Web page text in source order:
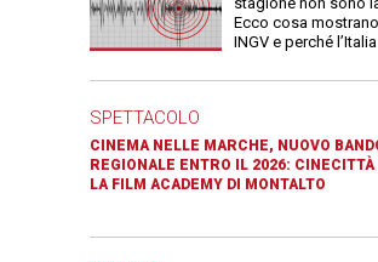
Ecco cosa
INGV e perché
SPETTACOLO
CINEMA NELLE MARCHE, NUOVO
REGIONALE ENTRO IL 2026: CINECITTÀ
LA FILM ACADEMY DI MONTALTO